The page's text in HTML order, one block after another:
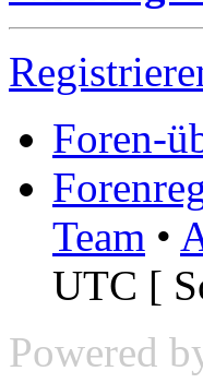
Foren-
Team •
UTC [
Powered